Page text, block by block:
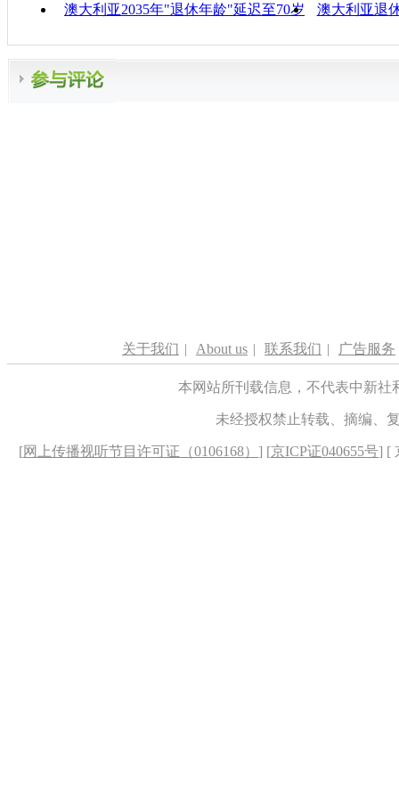
澳大利亚2035年"退休年龄"延迟至70岁
澳大利亚退
关于我们 | About us | 联系我们 | 广告服务
本网站所刊载信息，不代表中新
未经授权禁止转载、摘编、
[网上传播视听节目许可证（0106168） ] [京ICP证040655号] [